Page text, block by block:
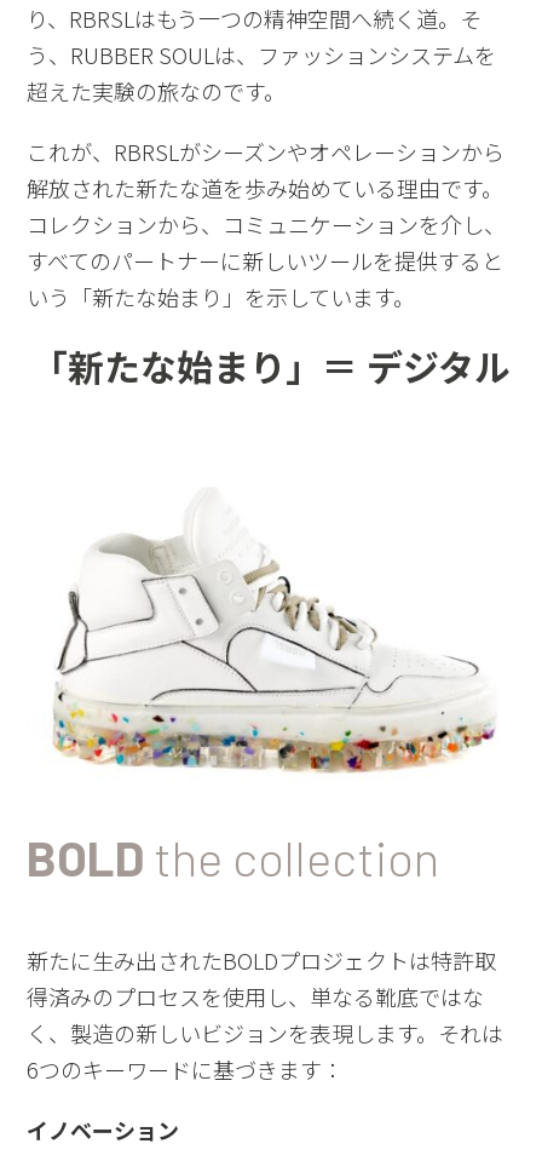
り、 RBRSLはもう一つの精神空間へ続く道。そ
う、 RUBBER SOULは、ファッションシステムを
超えた実験の旅なのです。
これが、 RBRSLがシーズンやオペレーションから
解放された新たな道を歩み始めている理由です。
コレクションから、コミュニケーションを介し、
すべてのパートナーに新しいツールを提供すると
いう「新たな始まり」を示しています。
「新たな始まり」＝ デジタル
BOLD the collection
新たに生み出されたBOLDプロジェクトは特許取
得済みのプロセスを使用し、単なる靴底ではな
く、製造の新しいビジョンを表現します。それは
6つのキーワードに基づきます：
イノベーション